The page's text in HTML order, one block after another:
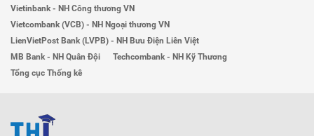
Vietinbank - NH Công thương VN
Vietcombank (VCB) - NH Ngoại thương VN
LienVietPost Bank (LVPB) - NH Bưu Điện Liên Việt
MB Bank - NH Quân Đội
Techcombank - NH Kỹ Thương
Tổng cục Thống kê